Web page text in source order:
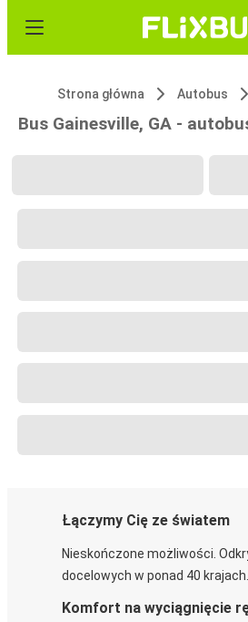
Strona główna Autobus
Bus Gainesville, GA -
Łączymy Cię ze światem
Nieskończone możliwości.
docelowych w ponad 40 krajach.
Komfort na wyciągnięcie